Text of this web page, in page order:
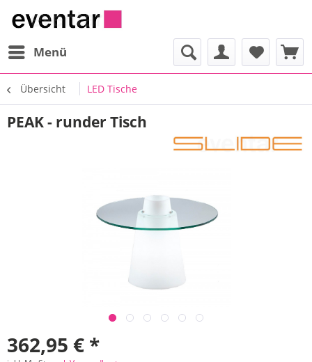
Menü
Übersicht LED Tische
PEAK - runder Tisch
362,95 € *